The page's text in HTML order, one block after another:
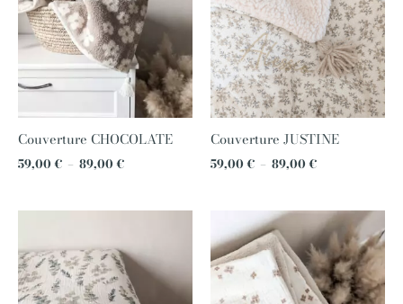
Couverture CHOCOLATE
59,00 € – 89,00 €
à
89,00 €
Couverture JUSTINE
59,00 € – 89,00 €
à
89,00 €
prix :
59,00 €
à
89,00 €
Plage
de
prix :
59,00 €
à
89,00 €